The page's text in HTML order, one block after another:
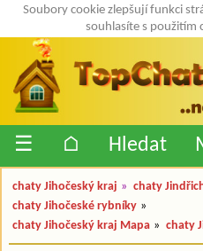
Soubory cookie zlepšují funkci
souhlasíte s použitím
☰ ⌂ Hledat
chaty Jihočeský kraj » chaty
chaty Jihočeské rybníky »
chaty Jihočeský kraj Mapa » chaty